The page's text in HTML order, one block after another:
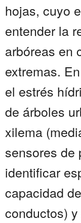
hojas, cuyo
entender la
arbóreas en
extremas.
el estrés
de árboles
xilema
sensores de
identificar
capacidad
conductos)